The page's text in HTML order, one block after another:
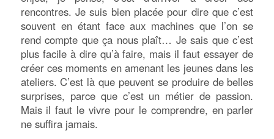
rencontres. Je suis bien placée pour dire que c’est
souvent en étant face aux machines que l’on se
rend compte que ça nous plaît… Je sais que c’est
plus facile à dire qu’à faire, mais il faut essayer de
créer ces moments en amenant les jeunes dans les
ateliers. C’est là que peuvent se produire de belles
surprises, parce que c’est un métier de passion.
Mais il faut le vivre pour le comprendre, en parler
ne suffira jamais.